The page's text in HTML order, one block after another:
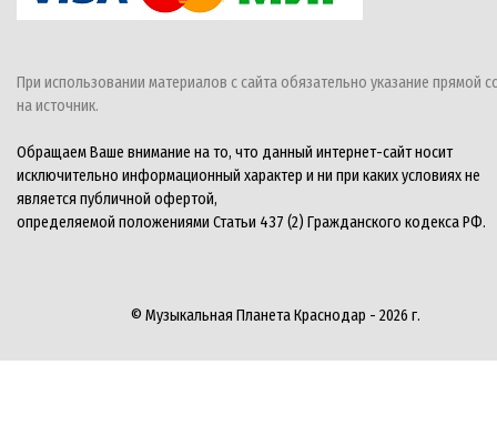
При использовании материалов с сайта обязательно указание прямой
на источник.
Обращаем Ваше внимание на то, что данный интернет-сайт носит
исключительно информационный характер и ни при каких условиях не
является публичной офертой,
определяемой положениями Статьи 437 (2) Гражданского кодекса РФ.
© Музыкальная Планета Краснодар - 2026 г.